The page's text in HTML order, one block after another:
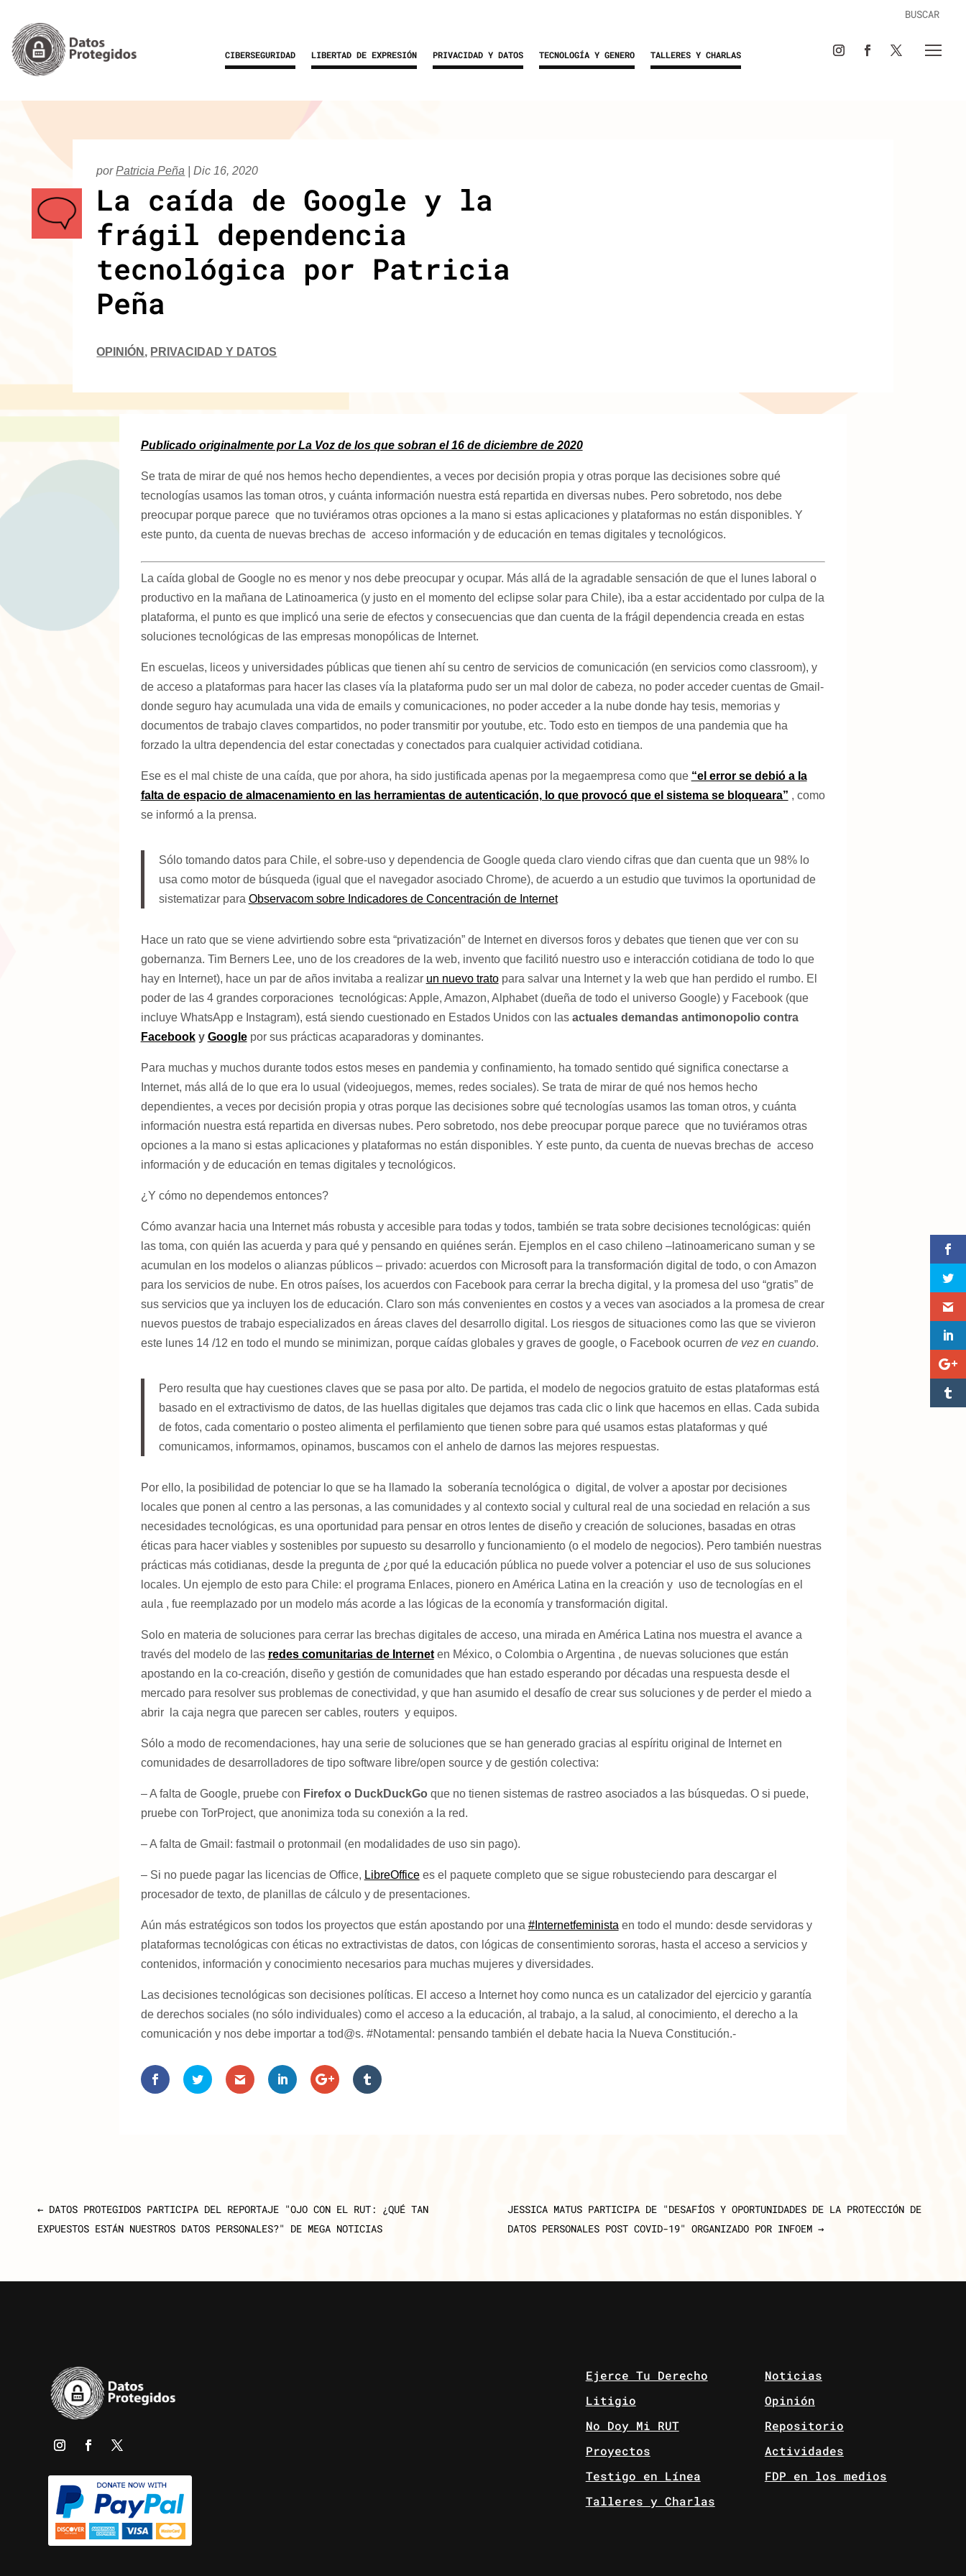
CIBERSEGURIDAD LIBERTAD DE EXPRESIÓN PRIVACIDAD Y DATOS TECNOLOGÍA Y GENERO TALLERES Y CHARLAS
La caída de Google y la
frágil dependencia
tecnológica por Patricia
Peña
porPatricia Peña |Dic 16, 2020
OPINIÓN , PRIVACIDAD Y DATOS
Publicado originalmente por La Voz de los que sobran el 16 de diciembre de 2020
Se trata de mirar de qué nos hemos hecho dependientes, a veces por decisión propia y otras porque las decisiones sobre qué
tecnologías usamos las toman otros, y cuánta información nuestra está repartida en diversas nubes. Pero sobretodo, nos debe
preocupar porque parece que no tuviéramos otras opciones a la mano si estas aplicaciones y plataformas no están disponibles. Y
este punto, da cuenta de nuevas brechas de acceso información y de educación en temas digitales y tecnológicos.
La caída global de Google no es menor y nos debe preocupar y ocupar. Más allá de la agradable sensación de que el lunes laboral o
productivo en la mañana de Latinoamerica (y justo en el momento del eclipse solar para Chile), iba a estar accidentado por culpa de la
plataforma, el punto es que implicó una serie de efectos y consecuencias que dan cuenta de la frágil dependencia creada en estas
soluciones tecnológicas de las empresas monopólicas de Internet.
En escuelas, liceos y universidades públicas que tienen ahí su centro de servicios de comunicación (en servicios como classroom), y
de acceso a plataformas para hacer las clases vía la plataforma pudo ser un mal dolor de cabeza, no poder acceder cuentas de Gmail-
donde seguro hay acumulada una vida de emails y comunicaciones, no poder acceder a la nube donde hay tesis, memorias y
documentos de trabajo claves compartidos, no poder transmitir por youtube, etc. Todo esto en tiempos de una pandemia que ha
forzado la ultra dependencia del estar conectadas y conectados para cualquier actividad cotidiana.
Ese es el mal chiste de una caída, que por ahora, ha sido justificada apenas por la megaempresa como que “el error se debió a la
falta de espacio de almacenamiento en las herramientas de autenticación, lo que provocó que el sistema se bloqueara” , como
se informó a la prensa.
Sólo tomando datos para Chile, el sobre-uso y dependencia de Google queda claro viendo cifras que dan cuenta que un 98% lo
usa como motor de búsqueda (igual que el navegador asociado Chrome), de acuerdo a un estudio que tuvimos la oportunidad de
sistematizar para Observacom sobre Indicadores de Concentración de Internet
Hace un rato que se viene advirtiendo sobre esta “privatización” de Internet en diversos foros y debates que tienen que ver con su
gobernanza. Tim Berners Lee, uno de los creadores de la web, invento que facilitó nuestro uso e interacción cotidiana de todo lo que
hay en Internet), hace un par de años invitaba a realizar un nuevo tratopara salvar una Internet y la web que han perdido el rumbo. El
poder de las 4 grandes corporaciones tecnológicas: Apple, Amazon, Alphabet (dueña de todo el universo Google) y Facebook (que
incluye WhatsApp e Instagram), está siendo cuestionado en Estados Unidos con las actuales demandas antimonopolio contra
Facebooky Googlepor sus prácticas acaparadoras y dominantes.
Para muchas y muchos durante todos estos meses en pandemia y confinamiento, ha tomado sentido qué significa conectarse a
Internet, más allá de lo que era lo usual (videojuegos, memes, redes sociales). Se trata de mirar de qué nos hemos hecho
dependientes, a veces por decisión propia y otras porque las decisiones sobre qué tecnologías usamos las toman otros, y cuánta
información nuestra está repartida en diversas nubes. Pero sobretodo, nos debe preocupar porque parece que no tuviéramos otras
opciones a la mano si estas aplicaciones y plataformas no están disponibles. Y este punto, da cuenta de nuevas brechas de acceso
información y de educación en temas digitales y tecnológicos.
¿Y cómo no dependemos entonces?
Cómo avanzar hacia una Internet más robusta y accesible para todas y todos, también se trata sobre decisiones tecnológicas: quién
las toma, con quién las acuerda y para qué y pensando en quiénes serán. Ejemplos en el caso chileno –latinoamericano suman y se
acumulan en los modelos o alianzas públicos – privado: acuerdos con Microsoft para la transformación digital de todo, o con Amazon
para los servicios de nube. En otros países, los acuerdos con Facebook para cerrar la brecha digital, y la promesa del uso “gratis” de
sus servicios que ya incluyen los de educación. Claro son más convenientes en costos y a veces van asociados a la promesa de crear
nuevos puestos de trabajo especializados en áreas claves del desarrollo digital. Los riesgos de situaciones como las que se vivieron
este lunes 14 /12 en todo el mundo se minimizan, porque caídas globales y graves de google, o Facebook ocurren de vez en cuando.
Pero resulta que hay cuestiones claves que se pasa por alto. De partida, el modelo de negocios gratuito de estas plataformas está
basado en el extractivismo de datos, de las huellas digitales que dejamos tras cada clic o link que hacemos en ellas. Cada subida
de fotos, cada comentario o posteo alimenta el perfilamiento que tienen sobre para qué usamos estas plataformas y qué
comunicamos, informamos, opinamos, buscamos con el anhelo de darnos las mejores respuestas.
Por ello, la posibilidad de potenciar lo que se ha llamado la soberanía tecnológica o digital, de volver a apostar por decisiones
locales que ponen al centro a las personas, a las comunidades y al contexto social y cultural real de una sociedad en relación a sus
necesidades tecnológicas, es una oportunidad para pensar en otros lentes de diseño y creación de soluciones, basadas en otras
éticas para hacer viables y sostenibles por supuesto su desarrollo y funcionamiento (o el modelo de negocios). Pero también nuestras
prácticas más cotidianas, desde la pregunta de ¿por qué la educación pública no puede volver a potenciar el uso de sus soluciones
locales. Un ejemplo de esto para Chile: el programa Enlaces, pionero en América Latina en la creación y uso de tecnologías en el
aula , fue reemplazado por un modelo más acorde a las lógicas de la economía y transformación digital.
Solo en materia de soluciones para cerrar las brechas digitales de acceso, una mirada en América Latina nos muestra el avance a
través del modelo de las redes comunitarias de Interneten México, o Colombia o Argentina , de nuevas soluciones que están
apostando en la co-creación, diseño y gestión de comunidades que han estado esperando por décadas una respuesta desde el
mercado para resolver sus problemas de conectividad, y que han asumido el desafío de crear sus soluciones y de perder el miedo a
abrir la caja negra que parecen ser cables, routers y equipos.
Sólo a modo de recomendaciones, hay una serie de soluciones que se han generado gracias al espíritu original de Internet en
comunidades de desarrolladores de tipo software libre/open source y de gestión colectiva:
– A falta de Google, pruebe con Firefox o DuckDuckGoque no tienen sistemas de rastreo asociados a las búsquedas. O si puede,
pruebe con TorProject, que anonimiza toda su conexión a la red.
– A falta de Gmail: fastmail o protonmail (en modalidades de uso sin pago).
– Si no puede pagar las licencias de Office, LibreOfficees el paquete completo que se sigue robusteciendo para descargar el
procesador de texto, de planillas de cálculo y de presentaciones.
Aún más estratégicos son todos los proyectos que están apostando por una #Internetfeminista en todo el mundo: desde servidoras y
plataformas tecnológicas con éticas no extractivistas de datos, con lógicas de consentimiento sororas, hasta el acceso a servicios y
contenidos, información y conocimiento necesarios para muchas mujeres y diversidades.
Las decisiones tecnológicas son decisiones políticas. El acceso a Internet hoy como nunca es un catalizador del ejercicio y garantía
de derechos sociales (no sólo individuales) como el acceso a la educación, al trabajo, a la salud, al conocimiento, el derecho a la
comunicación y nos debe importar a tod@s. #Notamental: pensando también el debate hacia la Nueva Constitución.-
← DATOS PROTEGIDOS PARTICIPA DEL REPORTAJE "OJO CON EL RUT: ¿QUÉ TAN
EXPUESTOS ESTÁN NUESTROS DATOS PERSONALES?" DE MEGA NOTICIAS
JESSICA MATUS PARTICIPA DE "DESAFÍOS Y OPORTUNIDADES DE LA PROTECCIÓN DE
DATOS PERSONALES POST COVID-19" ORGANIZADO POR INFOEM →
Ejerce Tu Derecho
Litigio
No Doy Mi RUT
Proyectos
Testigo en Línea
Talleres y Charlas
Noticias
Opinión
Repositorio
Actividades
FDP en los medios